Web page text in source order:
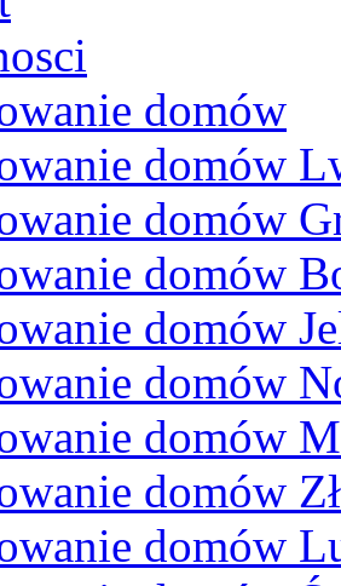
domów
domów
domów
domów
domów
domów
domów
domów
domów